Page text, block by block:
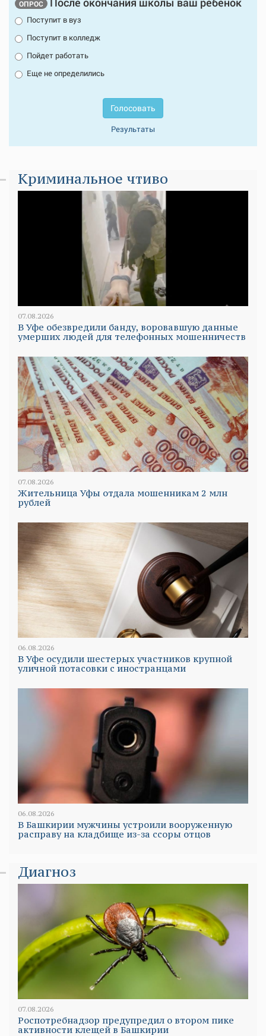
ОПРОС
Поступит в вуз
Поступит в колледж
Пойдет работать
Еще не определились
Голосовать
Результаты
Криминальное чтиво
07.08.2026
В Уфе обезвредили банду, воровавшую данные
умерших людей для телефонных мошенничеств
07.08.2026
Жительница Уфы отдала мошенникам 2 млн
рублей
06.08.2026
В Уфе осудили шестерых участников крупной
уличной потасовки с иностранцами
06.08.2026
В Башкирии мужчины устроили вооруженную
расправу на кладбище из-за ссоры отцов
Диагноз
07.08.2026
Роспотребнадзор предупредил о втором пике
активности клещей в Башкирии